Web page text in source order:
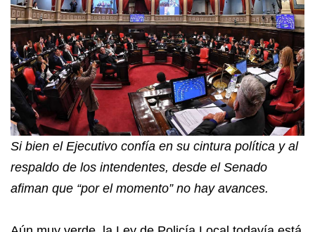
Si bien el Ejecutivo confía en su cintura política y al
respaldo de los intendentes, desde el Senado
afiman que “por el momento” no hay avances.